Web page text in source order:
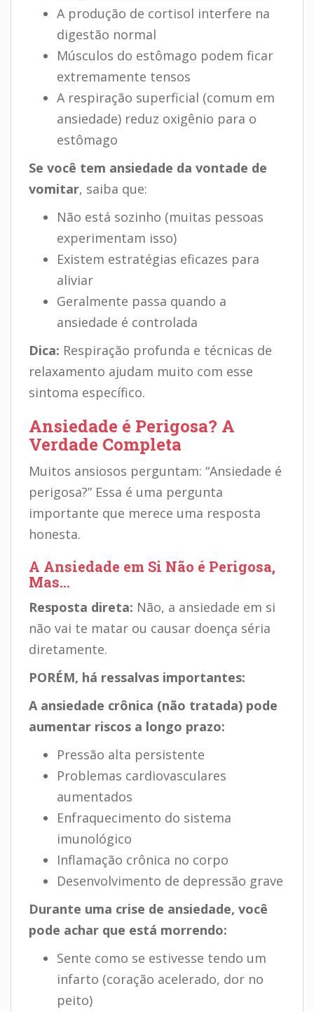
A produção de cortisol interfere na
digestão normal
Músculos do estômago podem ficar
extremamente tensos
A respiração superficial (comum em
ansiedade) reduz oxigênio para o
estômago
Se você tem ansiedade da vontade de
vomitar, saiba que:
Não está sozinho (muitas pessoas
experimentam isso)
Existem estratégias eficazes para
aliviar
Geralmente passa quando a
ansiedade é controlada
Dica: Respiração profunda e técnicas de
relaxamento ajudam muito com esse
sintoma específico.
Ansiedade é Perigosa? A
Verdade Completa
Muitos ansiosos perguntam: “Ansiedade é
perigosa?” Essa é uma pergunta
importante que merece uma resposta
honesta.
A Ansiedade em Si Não é Perigosa,
Mas…
Resposta direta: Não, a ansiedade em si
não vai te matar ou causar doença séria
diretamente.
PORÉM, há ressalvas importantes:
A ansiedade crônica (não tratada) pode
aumentar riscos a longo prazo:
Pressão alta persistente
Problemas cardiovasculares
aumentados
Enfraquecimento do sistema
imunológico
Inflamação crônica no corpo
Desenvolvimento de depressão grave
Durante uma crise de ansiedade, você
pode achar que está morrendo:
Sente como se estivesse tendo um
infarto (coração acelerado, dor no
peito)